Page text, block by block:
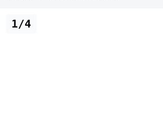
1/4